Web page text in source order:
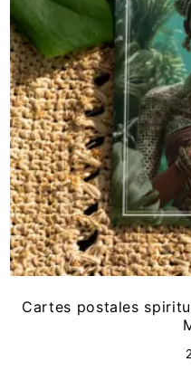
Cartes postales